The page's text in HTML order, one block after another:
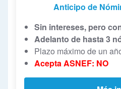
Anticipo de
Sin intereses, pero
Adelanto de hasta 3
Plazo máximo de un
Acepta ASNEF: NO